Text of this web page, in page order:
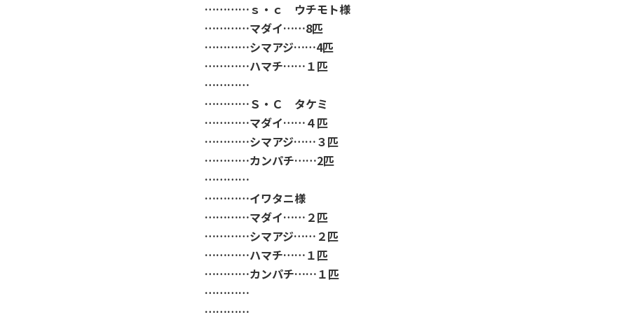
…………ｓ・ｃ ウチモト様
…………マダイ……8匹
…………シマアジ……4匹
…………ハマチ……１匹
…………
…………Ｓ・Ｃ タケミ
…………マダイ……４匹
…………シマアジ……３匹
…………カンパチ……2匹
…………
…………イワタニ様
…………マダイ……２匹
…………シマアジ……２匹
…………ハマチ……１匹
…………カンパチ……１匹
…………
…………